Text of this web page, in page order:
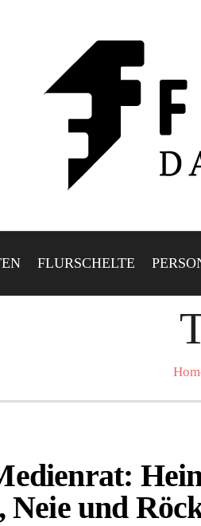
FLURSCHELTE
Neie und